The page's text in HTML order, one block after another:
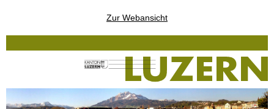
Zur Webansicht